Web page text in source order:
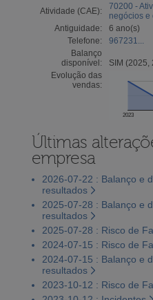
Atividade (CAE):
70200 -
negócios e
Antiguidade:
6 ano(s)
Telefone:
967231...
Balanço
disponível:
SIM (2025,
Evolução das
vendas:
2023
Últimas
empresa
2026-07-22 : Balanço e
resultados
2025-07-28 : Balanço e
resultados
2025-07-28 : Risco de
2024-07-15 : Risco de
2024-07-15 : Balanço e
resultados
2023-10-12 : Risco de